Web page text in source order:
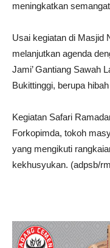
meningkatkan
Usai kegiatan di Masjid
melanjutkan agenda
Jami’ Gantiang Sawah
Bukittinggi, berupa
Kegiatan Safari
Forkopimda, tokoh
yang mengikuti
kekhusyukan. (adpsb/